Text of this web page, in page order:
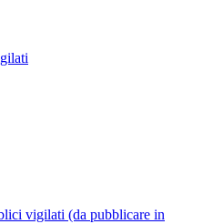
vigilati (da pubblicare in